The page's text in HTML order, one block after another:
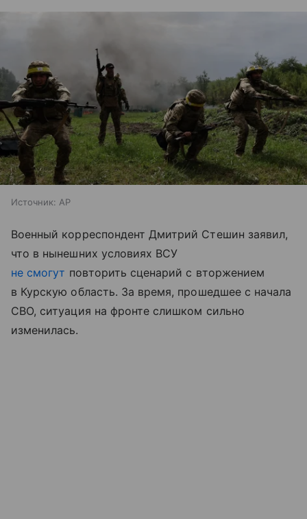
Источник: AP
Военный корреспондент Дмитрий Стешин заявил,
что в нынешних условиях ВСУ
не смогут повторить сценарий с вторжением
в Курскую область. За время, прошедшее с начала
СВО, ситуация на фронте слишком сильно
изменилась.